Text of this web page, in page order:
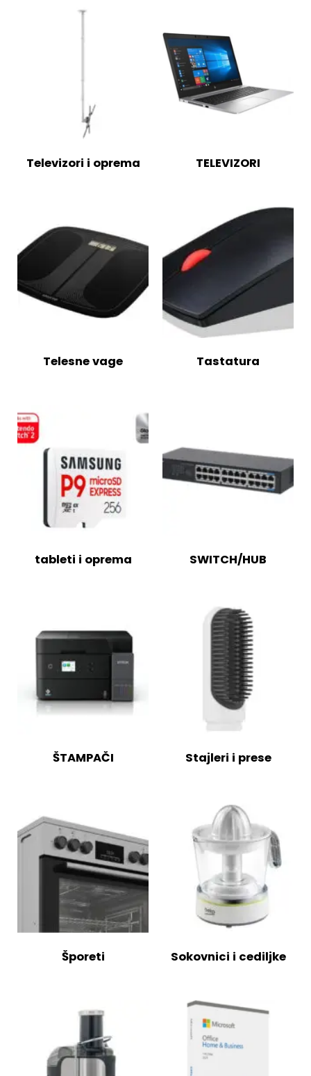
Televizori i oprema TELEVIZORI
Telesne vage Tastatura
tableti i oprema SWITCH/HUB
ŠTAMPAČI Stajleri i prese
Šporeti Sokovnici i cediljke